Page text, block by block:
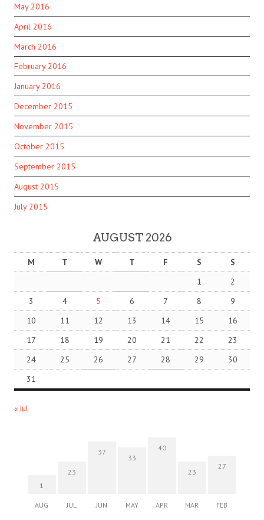
May 2016
April 2016
March 2016
February 2016
January 2016
December 2015
November 2015
October 2015
September 2015
August 2015
July 2015
AUGUST 2026
M T W T F S
S
1
2
3
4 5 6 7 8
9
10
11 12 13 14 15
16
17
18 19 20 21 22
23
24
25 26 27 28 29
30
31
« Jul
1
AUG
23
JUL
37
JUN
33
MAY
40
APR
23
MAR
27
FEB